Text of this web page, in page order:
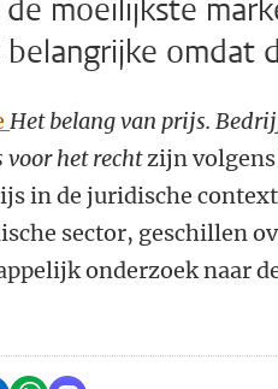
moeilijkste
belangrijke
Het belang van prijs.
het rechtzijn volgens
in de juridische
sector, geschillen
onderzoek naar